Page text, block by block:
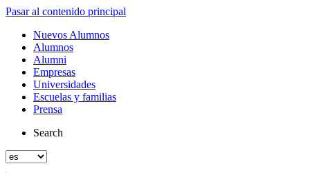
Pasar al contenido principal
Nuevos Alumnos
Alumnos
Alumni
Empresas
Universidades
Escuelas y familias
Prensa
Search